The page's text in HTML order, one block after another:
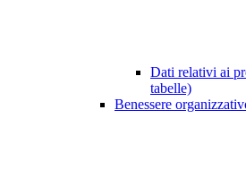
Dati relativi ai
tabelle)
Benessere